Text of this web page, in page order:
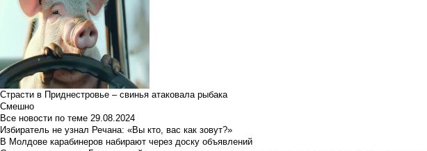
Страсти в Приднестровье – свинья атаковала рыбака
Смешно
Все новости по теме 29.08.2024
Избиратель не узнал Речана: «Вы кто, вас как зовут?»
В Молдове карабинеров набирают через доску объявлений